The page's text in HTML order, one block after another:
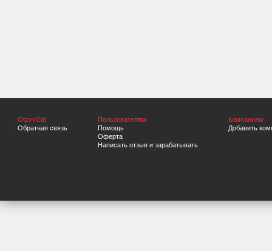
OtzyvGid
Обратная связь
Пользователям
Помощь
Оферта
Написать отзыв и зарабатывать
Компаниям
Добавить